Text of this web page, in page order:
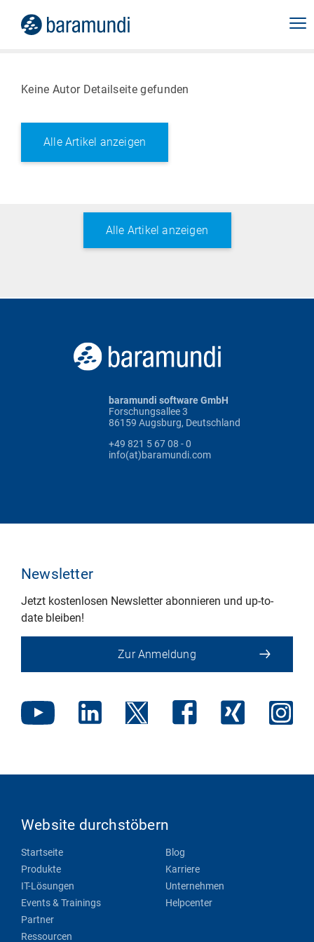
Keine Autor Detailseite gefunden
Alle Artikel anzeigen
Alle Artikel anzeigen
baramundi software GmbH
Forschungsallee 3
86159 Augsburg, Deutschland
+49 821 5 67 08 - 0
info(at)baramundi.com
Newsletter
Jetzt kostenlosen Newsletter abonnieren und up-to-
date bleiben!
Zur Anmeldung
Website durchstöbern
Startseite
Produkte
IT-Lösungen
Events & Trainings
Partner
Ressourcen
Blog
Karriere
Unternehmen
Helpcenter